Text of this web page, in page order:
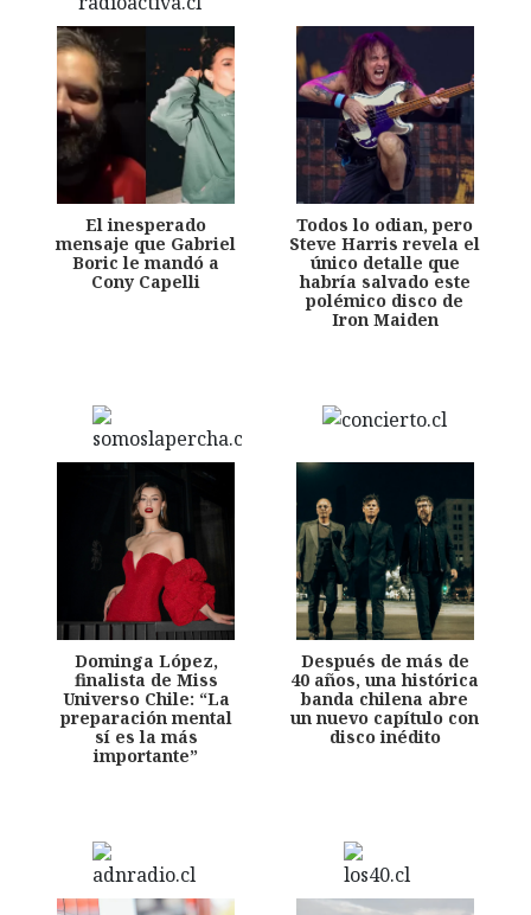
El inesperado
mensaje que Gabriel
Boric le mandó a
Cony Capelli
Todos lo odian, pero
Steve Harris revela el
único detalle que
habría salvado este
polémico disco de
Iron Maiden
Dominga López,
finalista de Miss
Universo Chile: “La
preparación mental
sí es la más
importante”
Después de más de
40 años, una histórica
banda chilena abre
un nuevo capítulo con
disco inédito